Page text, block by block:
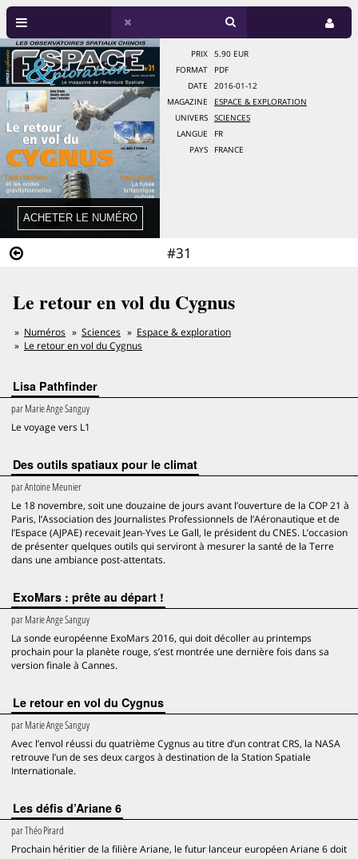
#31
PRIX
5.90 EUR
FORMAT
PDF
DATE
2016-01-12
MAGAZINE
ESPACE & EXPLORATION
UNIVERS
SCIENCES
LANGUE
FR
PAYS
FRANCE
Le retour en vol du Cygnus
Numéros Sciences
Espace & exploration
Le retour en vol du Cygnus
Lisa Pathfinder
parMarie Ange Sanguy
Le voyage vers L1
Des outils spatiaux pour le climat
parAntoine Meunier
Le 18 novembre, soit une douzaine de jours avant l’ouverture de la COP 21 à
Paris, l’Association des Journalistes Professionnels de l’Aéronautique et de
l’Espace (AJPAE) recevait Jean-Yves Le Gall, le président du CNES. L’occasion
de présenter quelques outils qui serviront à mesurer la santé de la Terre
dans une ambiance post-attentats.
ExoMars : prête au départ !
parMarie Ange Sanguy
La sonde européenne ExoMars 2016, qui doit décoller au printemps
prochain pour la planète rouge, s’est montrée une dernière fois dans sa
version finale à Cannes.
Le retour en vol du Cygnus
parMarie Ange Sanguy
Avec l’envol réussi du quatrième Cygnus au titre d’un contrat CRS, la NASA
retrouve l’un de ses deux cargos à destination de la Station Spatiale
Internationale.
Les défis d’Ariane 6
parThéo Pirard
Prochain héritier de la filière Ariane, le futur lanceur européen Ariane 6 doit